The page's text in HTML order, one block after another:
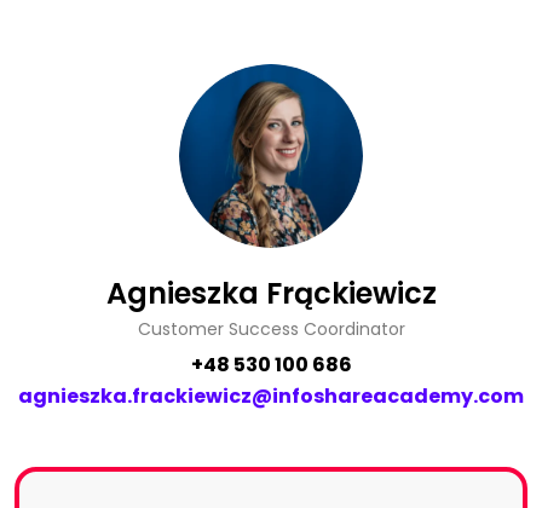
Agnieszka Frąckiewicz
Customer Success Coordinator
+48 530 100 686
agnieszka.frackiewicz@infoshareacademy.com